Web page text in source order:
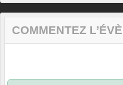
COMMENTEZ